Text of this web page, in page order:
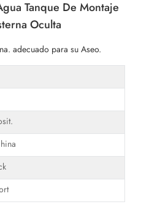
Tanque De Montaje
Oculta
adecuado para su Aseo.